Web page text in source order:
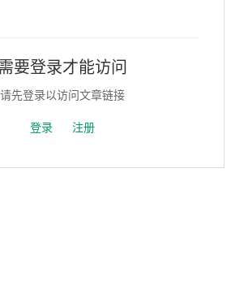
要登录才能访问
请先登录以访问文章链接
登录 注册